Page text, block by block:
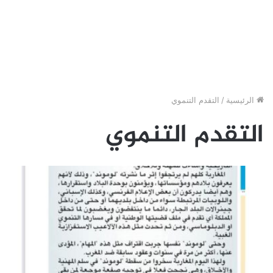
الرئيسية / التقدم التنموي
التقدم التنموي